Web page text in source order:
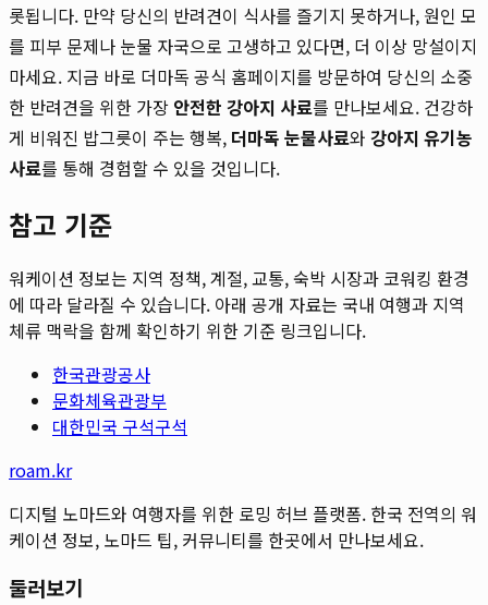
롯됩니다. 만약 당신의 반려견이 식사를 즐기지 못하거나, 원인 모
를 피부 문제나 눈물 자국으로 고생하고 있다면, 더 이상 망설이지
마세요. 지금 바로 더마독 공식 홈페이지를 방문하여 당신의 소중
한 반려견을 위한 가장 안전한 강아지 사료를 만나보세요. 건강하
게 비워진 밥그릇이 주는 행복, 더마독 눈물사료와 강아지 유기농
사료를 통해 경험할 수 있을 것입니다.
참고 기준
워케이션 정보는 지역 정책, 계절, 교통, 숙박 시장과 코워킹 환경
에 따라 달라질 수 있습니다. 아래 공개 자료는 국내 여행과 지역
체류 맥락을 함께 확인하기 위한 기준 링크입니다.
한국관광공사
문화체육관광부
대한민국 구석구석
roam.kr
디지털 노마드와 여행자를 위한 로밍 허브 플랫폼. 한국 전역의 워
케이션 정보, 노마드 팁, 커뮤니티를 한곳에서 만나보세요.
둘러보기